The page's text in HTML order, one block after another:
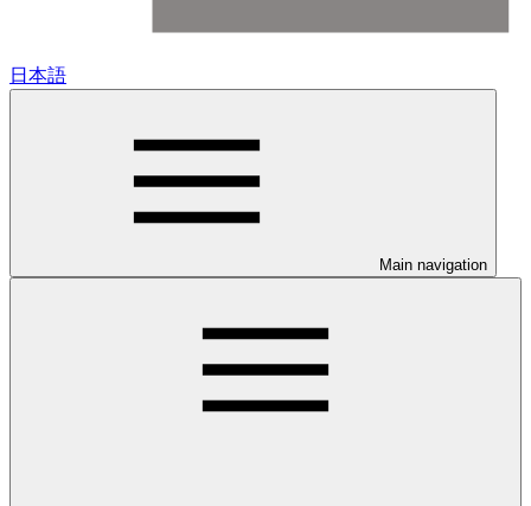
日本語
Main navigation